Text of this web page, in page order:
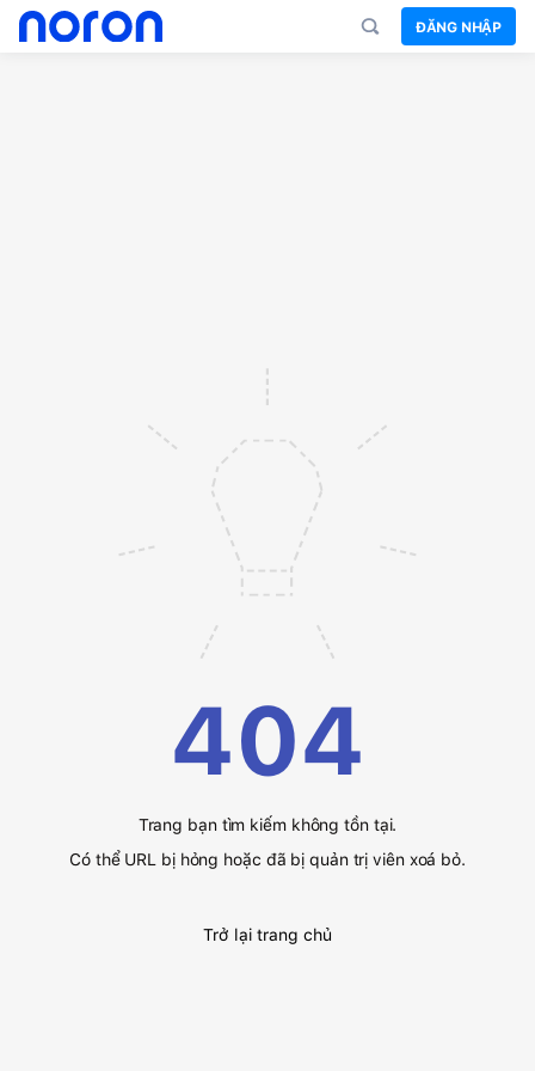
ĐĂNG NHẬP
404
Trang bạn tìm kiếm không tồn tại.
Có thể URL bị hỏng hoặc đã bị quản trị viên xoá bỏ.
Trở lại trang chủ